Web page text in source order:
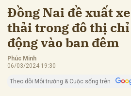
Đồng Nai đề xuất
thải trong đô thị
động vào ban đêm
Phúc Minh
06/03/2024 19:30
Theo dõi Môi trường & Cuộc sống trên